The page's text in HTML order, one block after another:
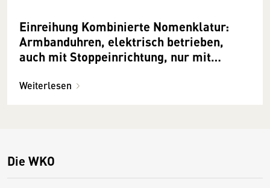
Einreihung Kombinierte Nomenklatur:
Armbanduhren, elektrisch betrieben,
auch mit Stoppeinrichtung, nur mit
Weiterlesen
Die WKO